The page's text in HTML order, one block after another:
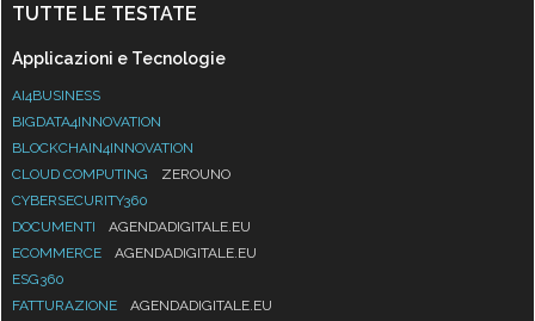
TUTTE LE TESTATE
Applicazioni e Tecnologie
AI4BUSINESS
BIGDATA4INNOVATION
BLOCKCHAIN4INNOVATION
CLOUD COMPUTING
ZEROUNO
CYBERSECURITY360
DOCUMENTI
AGENDADIGITALE.EU
ECOMMERCE
AGENDADIGITALE.EU
ESG360
FATTURAZIONE
AGENDADIGITALE.EU